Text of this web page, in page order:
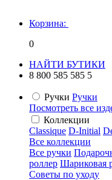
Корзина:
0
НАЙТИ БУТИКИ
8 800 585 585 5
Ручки Ручки
Посмотреть все
Коллекции
Classique D-Initial
Все коллекции
Все ручки
роллер Шариковая
Советы по уходу